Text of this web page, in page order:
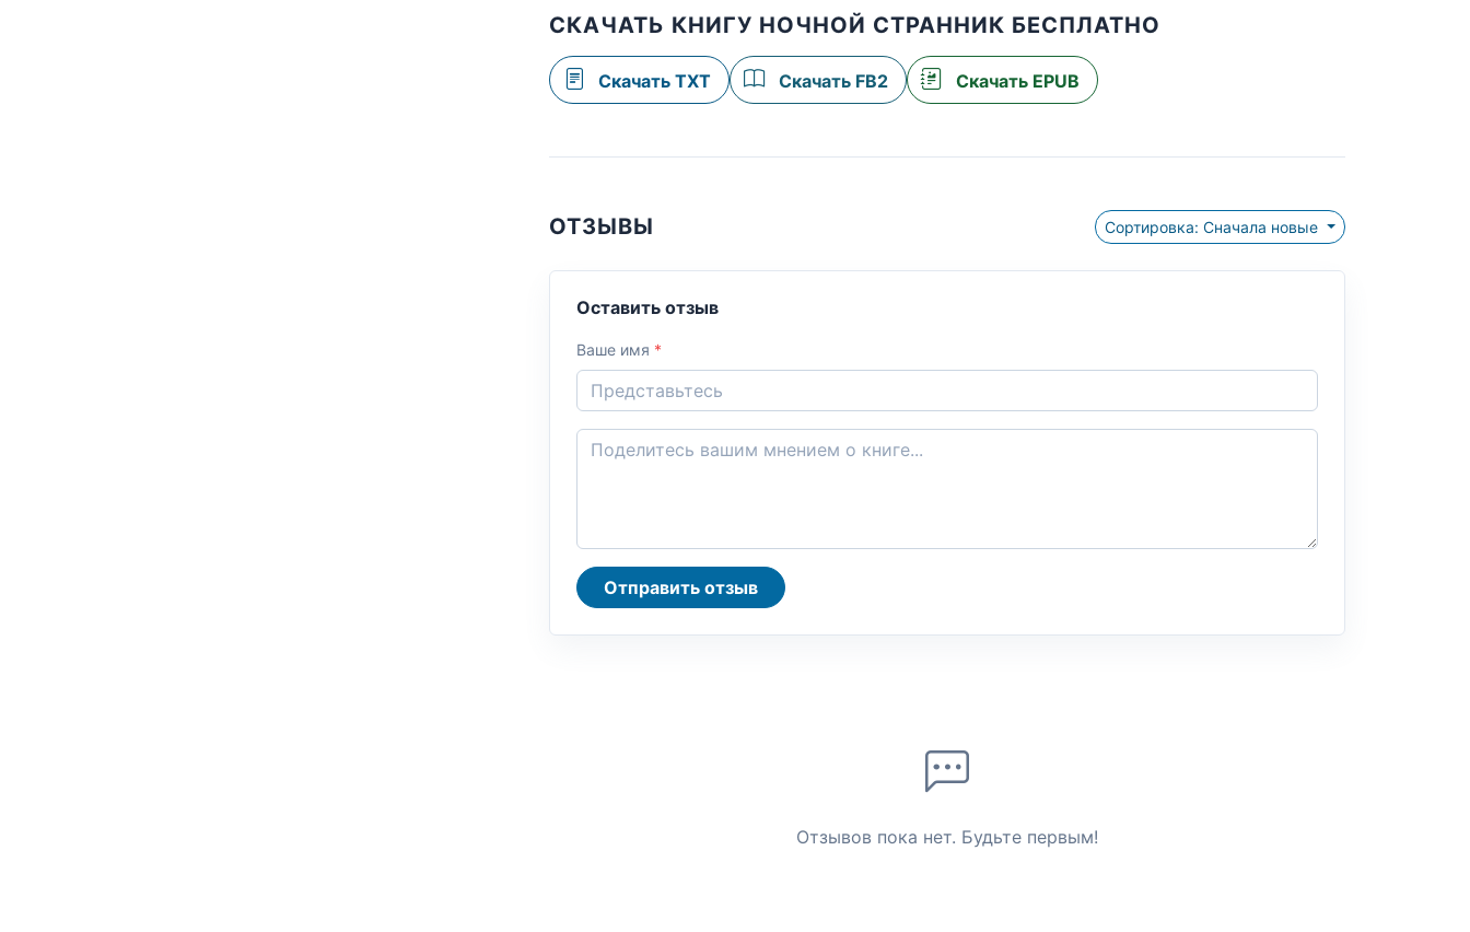
СКАЧАТЬ КНИГУ НОЧНОЙ СТРАННИК БЕСПЛАТНО
Скачать TXT Скачать FB2 Скачать EPUB
ОТЗЫВЫ Сортировка: Сначала новые
Оставить отзыв
Ваше имя *
Отправить отзыв
Отзывов пока нет. Будьте первым!